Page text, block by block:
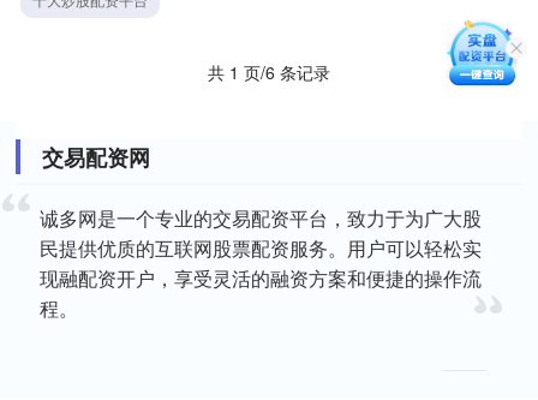
共 1 页/6 条记录
交易配资网
诚多网是一个专业的交易配资平台，致力于为广大股
民提供优质的互联网股票配资服务。用户可以轻松实
现融配资开户，享受灵活的融资方案和便捷的操作流
程。